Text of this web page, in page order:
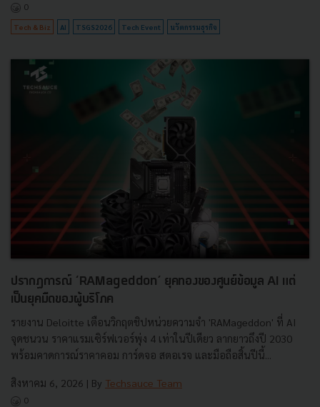
0
Tech & Biz AI TSGS2026 Tech Event นวัตกรรมธุรกิจ
ปรากฏการณ์ ‘RAMageddon’ ยุคทองของศูนย์ข้อมูล AI แต่
เป็นยุคมืดของผู้บริโภค
รายงาน Deloitte เตือนวิกฤตชิปหน่วยความจำ 'RAMageddon' ที่ AI
จุดชนวน ราคาแรมเซิร์ฟเวอร์พุ่ง 4 เท่าในปีเดียว ลากยาวถึงปี 2030
พร้อมคาดการณ์ราคาคอม การ์ดจอ สตอเรจ และมือถือสิ้นปีนี้...
สิงหาคม 6, 2026 | By Techsauce Team
0